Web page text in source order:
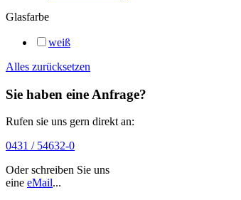
Glasfarbe
weiß
Alles zurücksetzen
Sie haben eine Anfrage?
Rufen sie uns gern direkt an:
0431 / 54632-0
Oder schreiben Sie uns
eine eMail...